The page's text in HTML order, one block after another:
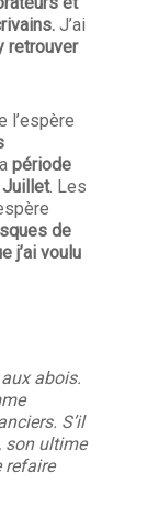
J’ai
retrouver
l’espère
période
Juillet. Les
de
j’ai voulu
abois.
S’il
son ultime
refaire